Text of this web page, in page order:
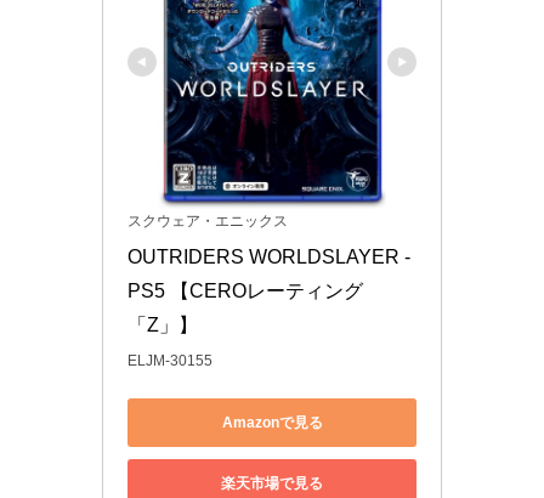
スクウェア・エニックス
OUTRIDERS WORLDSLAYER -
PS5 【CEROレーティング
「Z」】
ELJM-30155
Amazonで見る
楽天市場で見る